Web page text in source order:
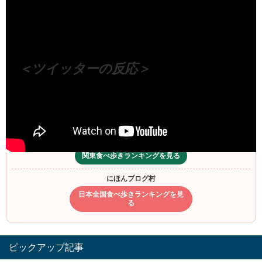
＜ツイッターの反応＞
関東食べ歩きランキングを見る
にほんブログ村
日本全国食べ歩きランキングを見
る
ピックアップ記事